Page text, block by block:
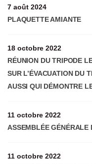
PLAQUETTE AMIANTE
7 août 2024
RÉUNION DU TRIPODE
SUR L’ÉVACUATION DU
AUSSI QUI DÉMONTRE
18 octobre 2022
ASSEMBLÉE GÉNÉRALE
11 octobre 2022
11 octobre 2022